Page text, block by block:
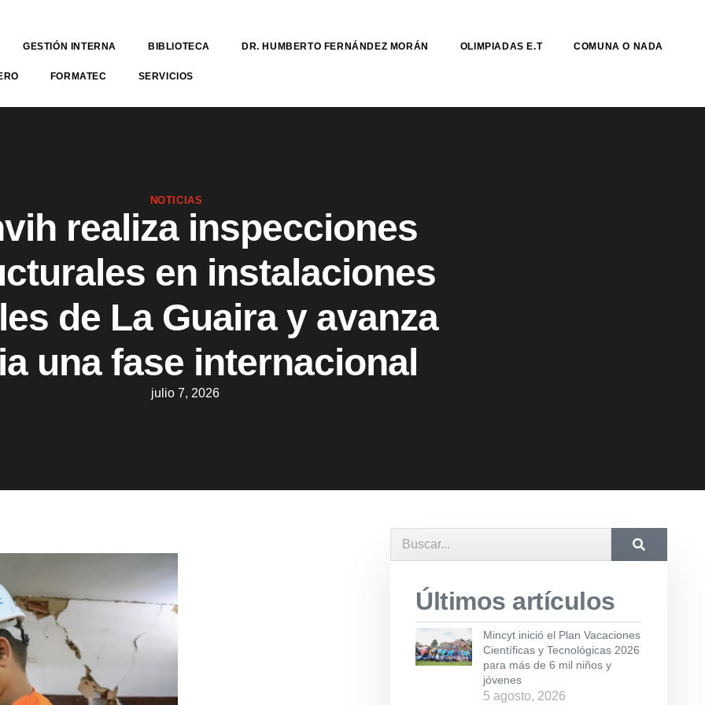
GESTIÓN INTERNA BIBLIOTECA DR. HUMBERTO FERNÁNDEZ MORÁN OLIMPIADAS E.T COMUNA O NADA
FORMATEC SERVICIOS
NOTICIAS
realiza inspecciones
en instalaciones
de La Guaira y avanza
una fase internacional
julio 7, 2026
Últimos artículos
Mincyt inició el Plan Vacaciones
Científicas y Tecnológicas 2026
para más de 6 mil niños y
jóvenes
5 agosto, 2026